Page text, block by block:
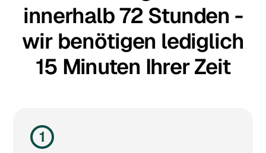
innerhalb 72 Stunden -
wir benötigen lediglich
15 Minuten Ihrer Zeit
1